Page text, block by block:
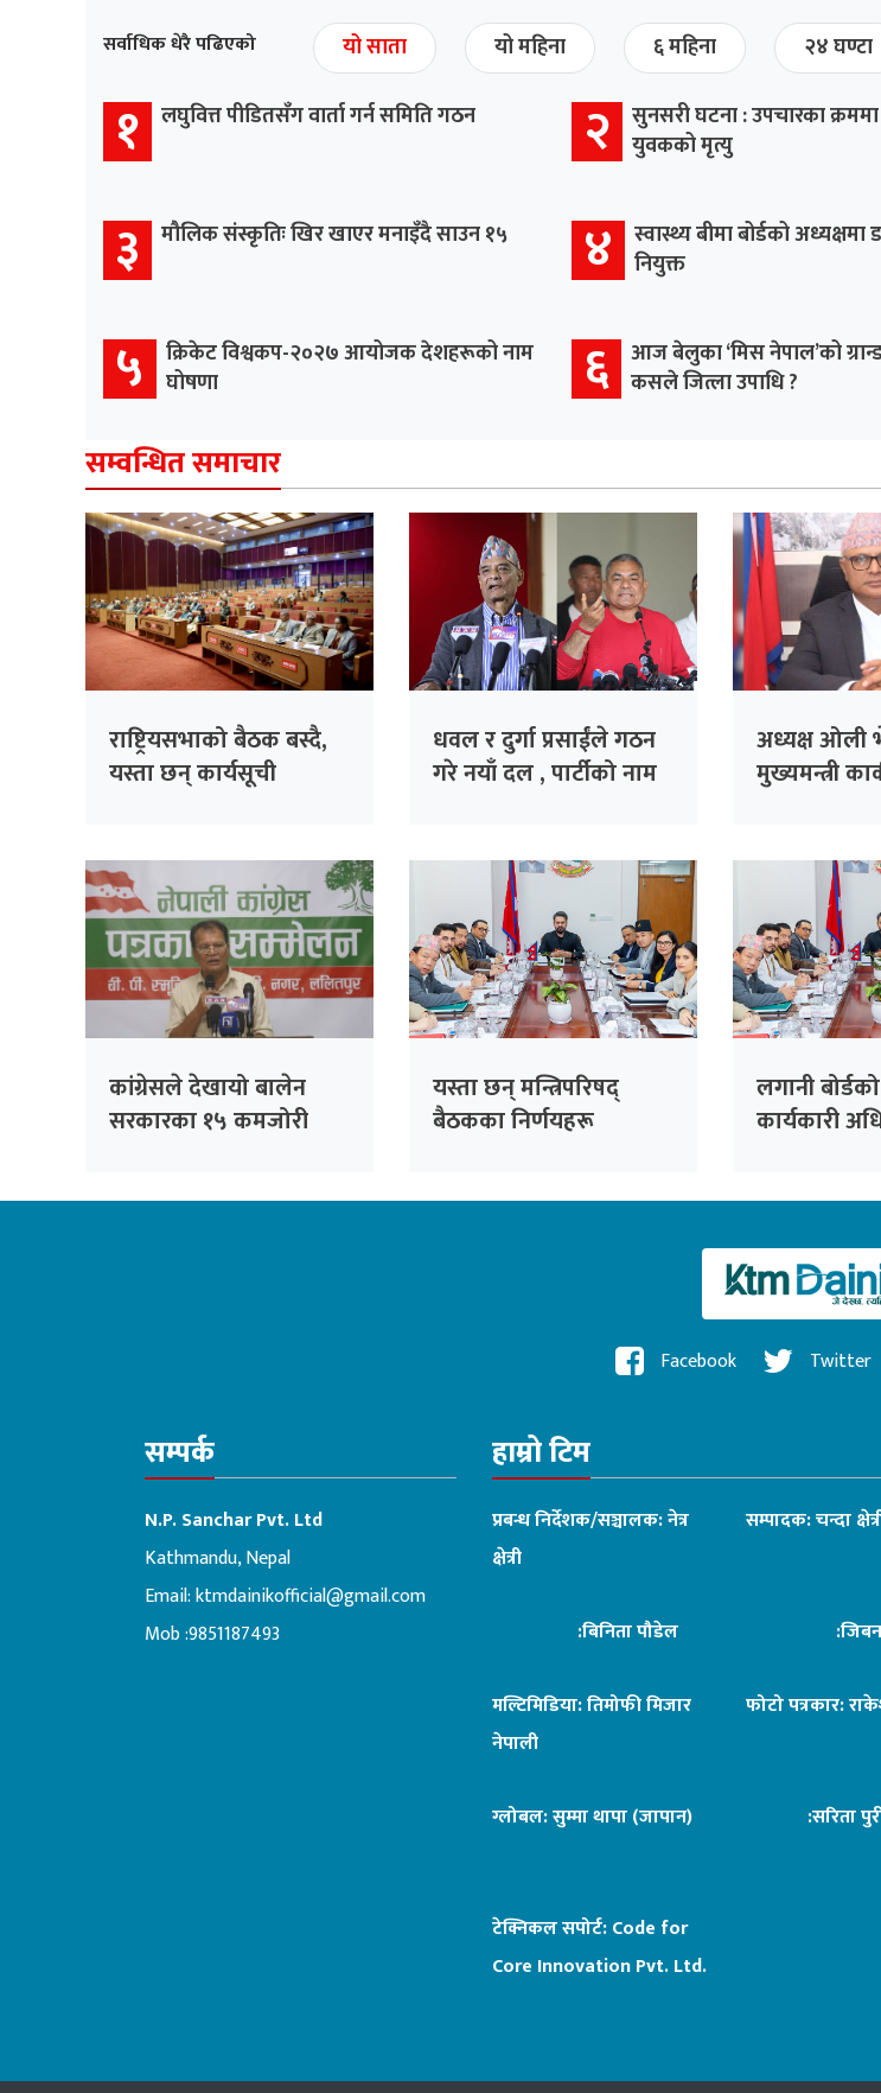
सर्वाधिक धेरै पढिएको यो साता यो महिना ६ महिना २४ घण्टा
१ लघुवित्त पीडितसँग वार्ता गर्न समिति गठन २
सुनसरी घटना : उपचारका
युवकको मृत्यु
३ मौलिक संस्कृतिः खिर खाएर मनाइँदै साउन १५ ४
स्वास्थ्य बीमा बोर्डको अध्यक्षमा
नियुक्त
५
क्रिकेट विश्वकप-२०२७ आयोजक देशहरूको नाम
घोषणा
६ आज बेलुका ‘मिस नेपाल’को
कसले जित्ला उपाधि ?
सम्वन्धित समाचार
राष्ट्रियसभाको बैठक बस्दै,
यस्ता छन् कार्यसूची
धवल र दुर्गा प्रसाईंले गठन
गरे नयाँ दल , पार्टीको नाम
अध्यक्ष ओली
मुख्यमन्त्री
कांग्रेसले देखायो बालेन
सरकारका १५ कमजोरी
यस्ता छन् मन्त्रिपरिषद्
बैठकका निर्णयहरू
लगानी
कार्यकारी
Facebook Twitter
सम्पर्क
N.P. Sanchar Pvt. Ltd
Kathmandu, Nepal
Email:ktmdainikofficial@gmail.com
Mob :9851187493
हाम्रो टिम
प्रबन्ध निर्देशक/सञ्चालक: नेत्र
क्षेत्री
सम्पादक: चन्दा
:बिनिता पौडेल :जिबन
मल्टिमिडिया: तिमोफी मिजार
नेपाली
फोटो पत्रकार:
ग्लोबल: सुम्मा थापा (जापान) :सरिता पुरी
टेक्निकल सपोर्ट:Code for
Core Innovation Pvt. Ltd.